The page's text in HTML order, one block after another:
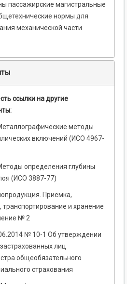
пассажирские магистральные
нормы для
механической части
ссылки на другие
методы
включений (ИСО 4967-
определения глубины
(ИСО 3887-77)
Приемка,
транспортирование и хранение
№ 2
№ 10-1 Об утверждении
лиц
общеобязательного
страхования